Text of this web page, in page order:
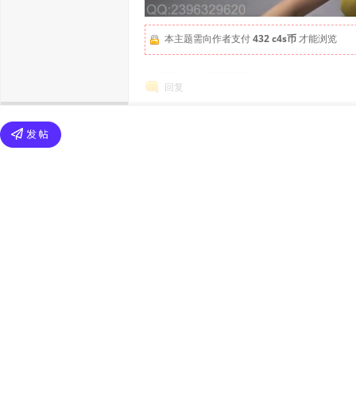
本主题需向作者支付432 c4s币才能浏览
回复